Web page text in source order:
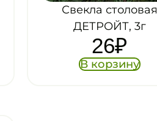
Свекла столовая
ДЕТРОЙТ, 3г
26₽
В корзину